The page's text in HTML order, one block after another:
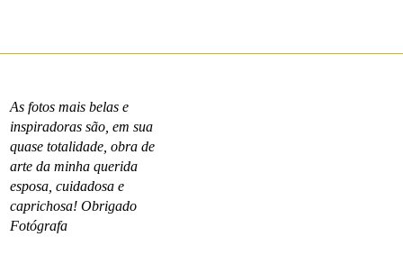
As fotos mais belas e
inspiradoras são, em sua
quase totalidade, obra de
arte da minha querida
esposa, cuidadosa e
caprichosa! Obrigado
Fotógrafa